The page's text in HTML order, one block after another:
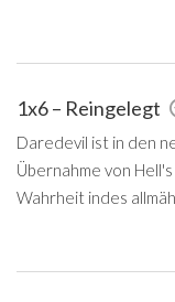
1x6 – Reingelegt
Daredevil ist in den
Übernahme von
Wahrheit indes